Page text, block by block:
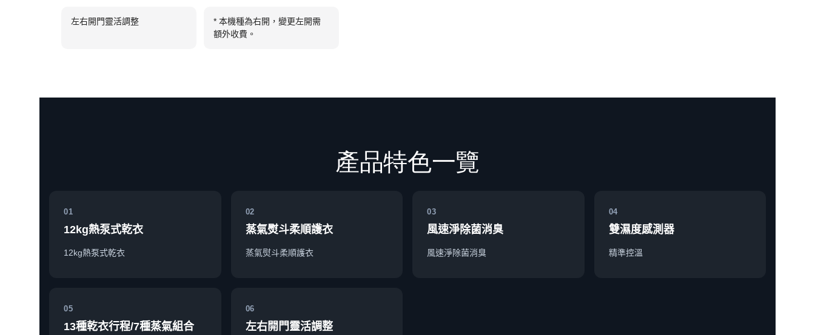
左右開門靈活調整
* 本機種為右開，變更左開需
額外收費。
產品特色一覽
01
12kg熱泵式乾衣
12kg熱泵式乾衣
02
蒸氣熨斗柔順護衣
蒸氣熨斗柔順護衣
03
風速淨除菌消臭
風速淨除菌消臭
04
雙濕度感測器
精準控溫
05
13種乾衣行程/7種蒸氣組合
06
左右開門靈活調整